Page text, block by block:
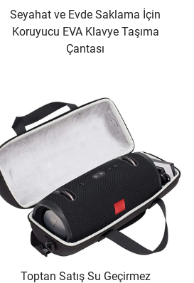
Seyahat ve Evde Saklama İçin
Koruyucu EVA Klavye Taşıma
Çantası
Toptan Satış Su Geçirmez